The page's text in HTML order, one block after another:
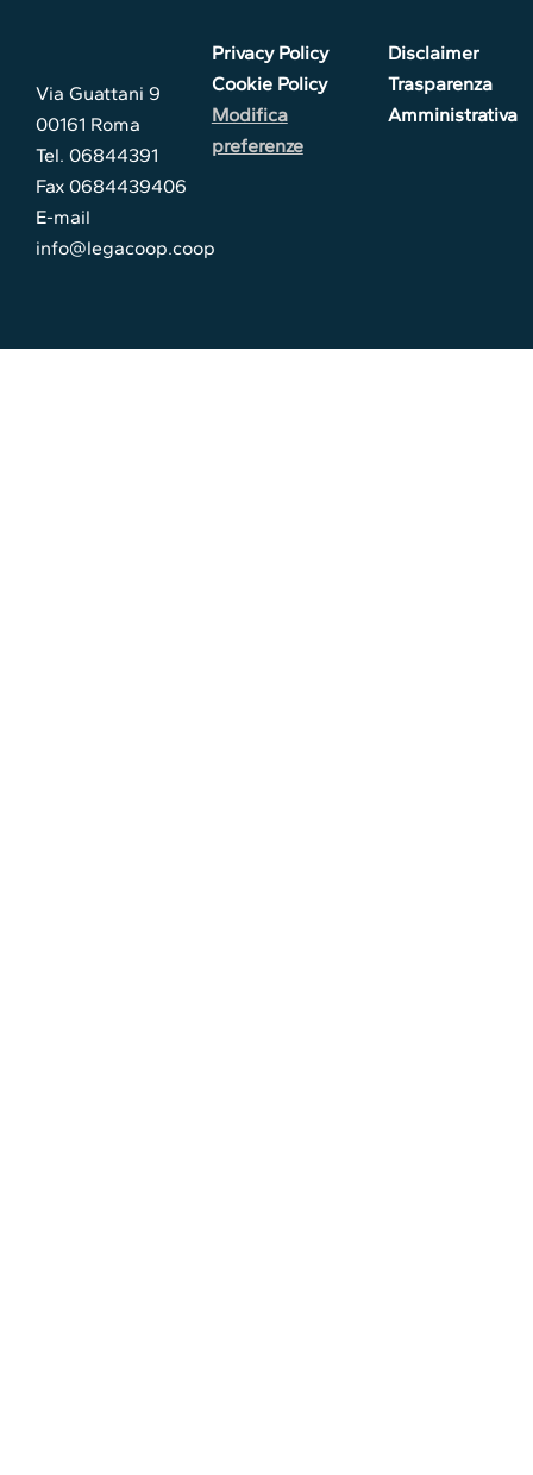
Via Guattani 9
00161 Roma
Tel. 06844391
Fax 0684439406
E-mail
info@legacoop.coop
Privacy Policy
Cookie Policy
Modifica
preferenze
Disclaimer
Trasparenza
Amministrativa